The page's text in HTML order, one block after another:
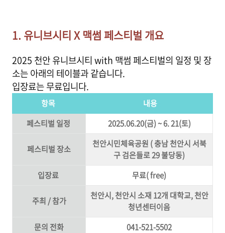
1. 유니브시티 X 맥썸 페스티벌 개요
2025 천안 유니브시티 with 맥썸 페스티벌의 일정 및 장
소는 아래의 테이블과 같습니다.
입장료는 무료입니다.
항목
내용
페스티벌 일정
2025.06.20(금) ~ 6. 21(토)
페스티벌 장소
천안시민체육공원 ( 충남 천안시 서북
구 검은들로 29 불당동)
입장료
무료( free)
주최 / 참가
천안시, 천안시 소재 12개 대학교, 천안
청년센터이음
문의 전화
041-521-5502